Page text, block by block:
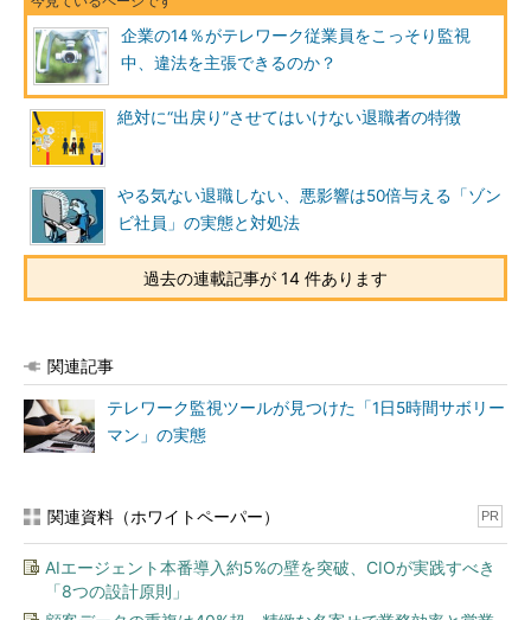
企業の14％がテレワーク従業員をこっそり監視
中、違法を主張できるのか？
絶対に“出戻り”させてはいけない退職者の特徴
やる気ない退職しない、悪影響は50倍与える「ゾン
ビ社員」の実態と対処法
過去の連載記事が 14 件あります
関連記事
テレワーク監視ツールが見つけた「1日5時間サボリー
マン」の実態
関連資料（ホワイトペーパー） PR
AIエージェント本番導入約5%の壁を突破、CIOが実践すべき
「8つの設計原則」